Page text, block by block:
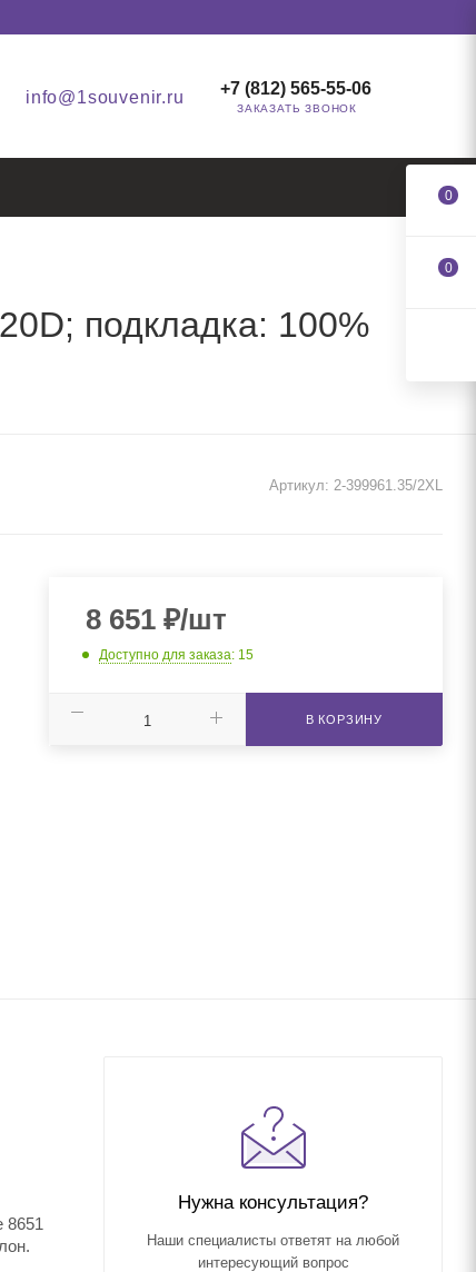
info@1souvenir.ru +7 (812) 565-55-06
ЗАКАЗАТЬ ЗВОНОК
подкладка: 100%
Артикул: 2-399961.35/2XL
8 651₽/шт
Доступно для заказа: 15
В КОРЗИНУ
8651
Нужна консультация?
Наши специалисты ответят на любой
интересующий вопрос
0
0